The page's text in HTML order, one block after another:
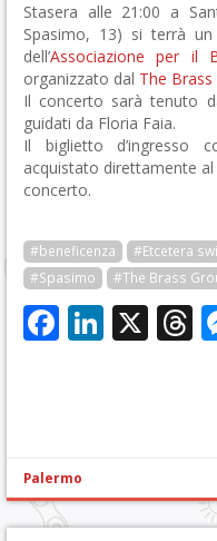
Stasera alle 21:00 a
Spasimo, 13) si terrà
dell’Associazione per il
organizzato dal The Brass
Il concerto sarà tenuto
guidati da Floria Faia.
Il biglietto d’ingresso
acquistato direttamente
concerto.
#beneficenza #Etcetera
#Spasimo
#The Brass
Facebook
X
Palermo